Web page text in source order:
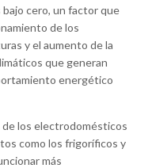
cero, un factor que
de los
y el aumento de la
que generan
energético
de los electrodomésticos
como los frigoríficos y
más